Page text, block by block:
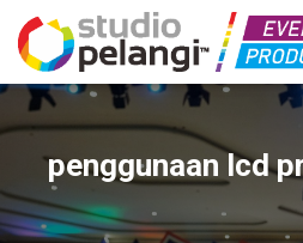
penggunaan lcd